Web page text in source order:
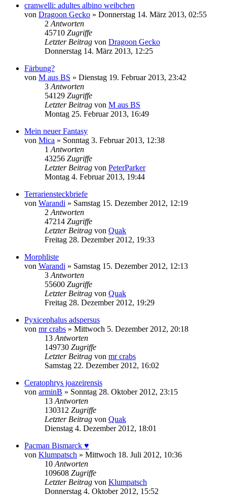
cranwelli: adultes albino weibchen
von Dragoon Gecko » Donnerstag 14. März 2013, 02:55
2 Antworten
45710 Zugriffe
Letzter Beitrag von Dragoon Gecko
Donnerstag 14. März 2013, 12:25
Färbung?
von M aus BS » Dienstag 19. Februar 2013, 23:42
3 Antworten
54129 Zugriffe
Letzter Beitrag von M aus BS
Montag 25. Februar 2013, 16:49
Mein neuer Fantasy
von Mica » Sonntag 3. Februar 2013, 12:38
1 Antworten
43256 Zugriffe
Letzter Beitrag von PeterParker
Montag 4. Februar 2013, 19:44
Terrariensteckbriefe
von Warandi » Samstag 15. Dezember 2012, 12:19
2 Antworten
47214 Zugriffe
Letzter Beitrag von Quak
Freitag 28. Dezember 2012, 19:33
Morphliste
von Warandi » Samstag 15. Dezember 2012, 12:13
3 Antworten
55600 Zugriffe
Letzter Beitrag von Quak
Freitag 28. Dezember 2012, 19:29
Pyxicephalus adspersus
von mr crabs » Mittwoch 5. Dezember 2012, 20:18
13 Antworten
149730 Zugriffe
Letzter Beitrag von mr crabs
Samstag 22. Dezember 2012, 16:02
Ceratophrys joazeirensis
von arminB » Sonntag 28. Oktober 2012, 23:15
13 Antworten
130312 Zugriffe
Letzter Beitrag von Quak
Dienstag 4. Dezember 2012, 18:01
Pacman Bismarck ♥
von Klumpatsch » Mittwoch 18. Juli 2012, 10:36
10 Antworten
109608 Zugriffe
Letzter Beitrag von Klumpatsch
Donnerstag 4. Oktober 2012, 15:52